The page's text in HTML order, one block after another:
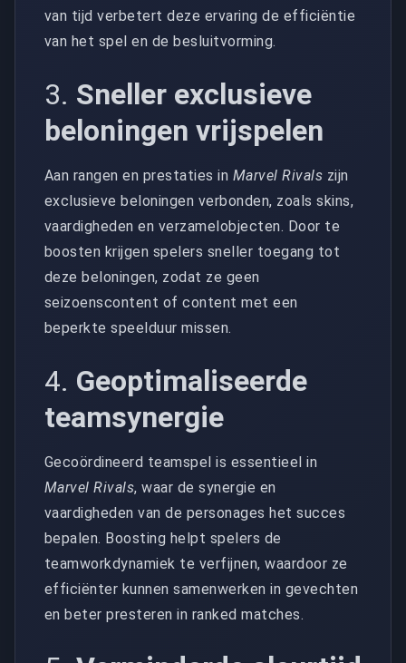
van tijd verbetert deze ervaring de efficiëntie
van het spel en de besluitvorming.
3. Sneller exclusieve
beloningen vrijspelen
Aan rangen en prestaties in Marvel Rivals zijn
exclusieve beloningen verbonden, zoals skins,
vaardigheden en verzamelobjecten. Door te
boosten krijgen spelers sneller toegang tot
deze beloningen, zodat ze geen
seizoenscontent of content met een
beperkte speelduur missen.
4. Geoptimaliseerde
teamsynergie
Gecoördineerd teamspel is essentieel in
Marvel Rivals, waar de synergie en
vaardigheden van de personages het succes
bepalen. Boosting helpt spelers de
teamworkdynamiek te verfijnen, waardoor ze
efficiënter kunnen samenwerken in gevechten
en beter presteren in ranked matches.